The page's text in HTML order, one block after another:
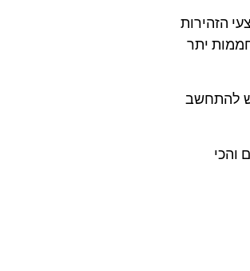
הזהירות
יתר
להתחשב
והכי